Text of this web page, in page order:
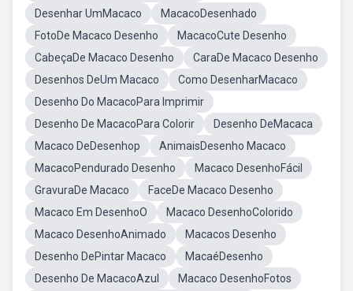
Desenhar UmMacaco
MacacoDesenhado
FotoDe Macaco Desenho
MacacoCute Desenho
CabeçaDe Macaco Desenho
CaraDe Macaco Desenho
Desenhos DeUm Macaco
Como DesenharMacaco
Desenho Do MacacoPara Imprimir
Desenho De MacacoPara Colorir
Desenho DeMacaca
Macaco DeDesenhop
AnimaisDesenho Macaco
MacacoPendurado Desenho
Macaco DesenhoFácil
GravuraDe Macaco
FaceDe Macaco Desenho
Macaco Em DesenhoO
Macaco DesenhoColorido
Macaco DesenhoAnimado
Macacos Desenho
Desenho DePintar Macaco
MacaéDesenho
Desenho De MacacoAzul
Macaco DesenhoFotos